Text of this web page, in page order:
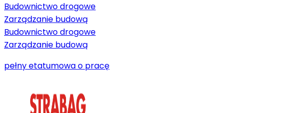
Budownictwo drogowe
Zarządzanie budową
Budownictwo drogowe
Zarządzanie budową
pełny etatumowa o pracę